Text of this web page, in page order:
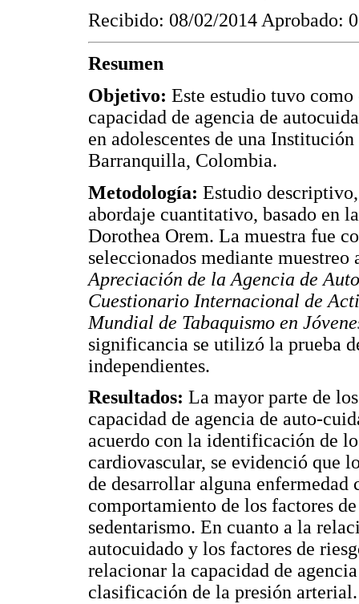
Recibido: 08/02/2014 Aprobado:
Resumen
Objetivo: Este estudio tuvo
capacidad de agencia de
en adolescentes de una
Barranquilla, Colombia.
Metodología: Estudio
abordaje cuantitativo, basado en
Dorothea Orem. La muestra fue
seleccionados mediante
Apreciación de la Agencia de
Cuestionario Internacional de
Mundial de Tabaquismo en
significancia se utilizó la prueba
independientes.
Resultados: La mayor parte de
capacidad de agencia de auto-
acuerdo con la identificación de
cardiovascular, se evidenció que
de desarrollar alguna
comportamiento de los factores
sedentarismo. En cuanto a la
autocuidado y los factores de
relacionar la capacidad de
clasificación de la presión arterial.